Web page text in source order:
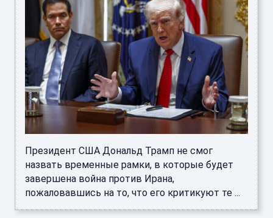
Президент США Дональд Трамп не смог
назвать временные рамки, в которые будет
завершена война против Ирана,
пожаловавшись на то, что его критикуют те ...